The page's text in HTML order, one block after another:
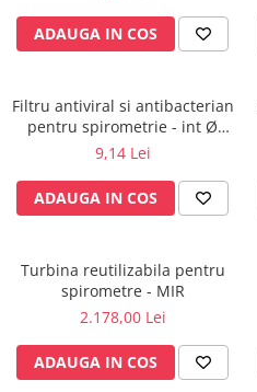
Cabluri EKG (10 fire)
Electrozi ECG / EKG
Sonde US
Vase
Turbine
Filtre antibacteriene
Piese bucale
Alte dispozitive respiratorii
Clesti nazali
Investigare si diagnostic
ADAUGA IN COS
Filtru antiviral si antibacterian
pentru spirometrie - int Ø
27,0 x ext Ø 30,0 mm / int Ø
9,14 Lei
ADAUGA IN COS
Turbina reutilizabila pentru
spirometre - MIR
2.178,00 Lei
ADAUGA IN COS